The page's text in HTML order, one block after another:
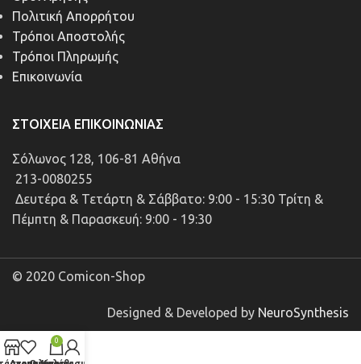
Πολιτική Απορρήτου
Τρόποι Αποστολής
Τρόποι Πληρωμής
Επικοινωνία
ΣΤΟΙΧΕΊΑ ΕΠΙΚΟΙΝΩΝΊΑΣ
Σόλωνος 128, 106-81 Αθήνα
213-0080255
Δευτέρα & Τετάρτη & Σάββατο: 9:00 - 15:30 Τρίτη &
Πέμπτη & Παρασκευή: 9:00 - 19:30
© 2020 Comicon-Shop
Designed & Developed by NeuroSynthesis
0